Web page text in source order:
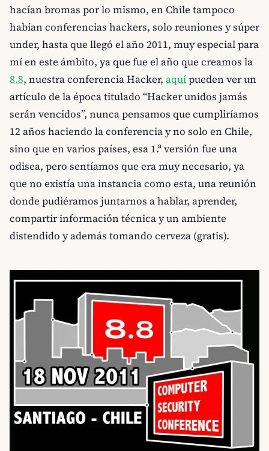
hacían bromas por lo mismo, en Chile tampoco
habían conferencias hackers, solo reuniones y súper
under, hasta que llegó el año 2011, muy especial para
mí en este ámbito, ya que fue el año que creamos la
8.8, nuestra conferencia Hacker, aquípueden ver un
artículo de la época titulado “Hacker unidos jamás
serán vencidos”, nunca pensamos que cumpliríamos
12 años haciendo la conferencia y no solo en Chile,
sino que en varios países, esa 1.ª versión fue una
odisea, pero sentíamos que era muy necesario, ya
que no existía una instancia como esta, una reunión
donde pudiéramos juntarnos a hablar, aprender,
compartir información técnica y un ambiente
distendido y además tomando cerveza (gratis).